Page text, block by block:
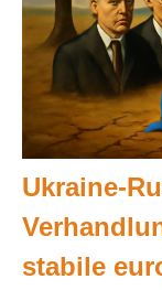
Ukraine-
stabile